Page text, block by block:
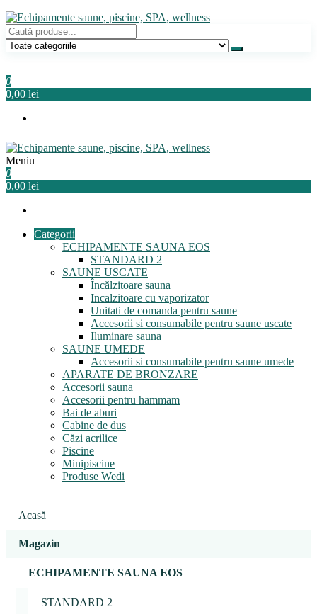
Sari
la
conținut
Echipamente saune, piscine, SPA, wellness
Relaxeaza-te!
0
0,00 lei
Echipamente saune, piscine, SPA, wellness
Relaxeaza-te!
Meniu
0
0,00 lei
Categorii
ECHIPAMENTE SAUNA EOS
STANDARD 2
SAUNE USCATE
Încălzitoare sauna
Incalzitoare cu vaporizator
Unitati de comanda pentru saune
Accesorii si consumabile pentru saune uscate
Iluminare sauna
SAUNE UMEDE
Accesorii si consumabile pentru saune umede
APARATE DE BRONZARE
Accesorii sauna
Accesorii pentru hammam
Bai de aburi
Cabine de dus
Căzi acrilice
Piscine
Minipiscine
Produse Wedi
Acasă
Magazin
ECHIPAMENTE SAUNA EOS
STANDARD 2